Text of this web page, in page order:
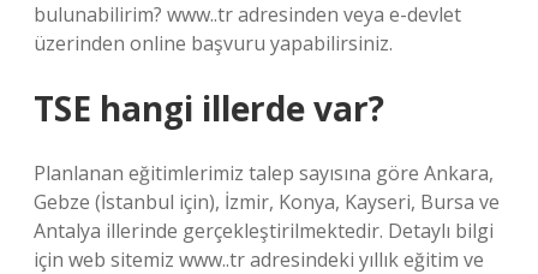
bulunabilirim? www..tr adresinden veya e-devlet
üzerinden online başvuru yapabilirsiniz.
TSE hangi illerde var?
Planlanan eğitimlerimiz talep sayısına göre Ankara,
Gebze (İstanbul için), İzmir, Konya, Kayseri, Bursa ve
Antalya illerinde gerçekleştirilmektedir. Detaylı bilgi
için web sitemiz www..tr adresindeki yıllık eğitim ve